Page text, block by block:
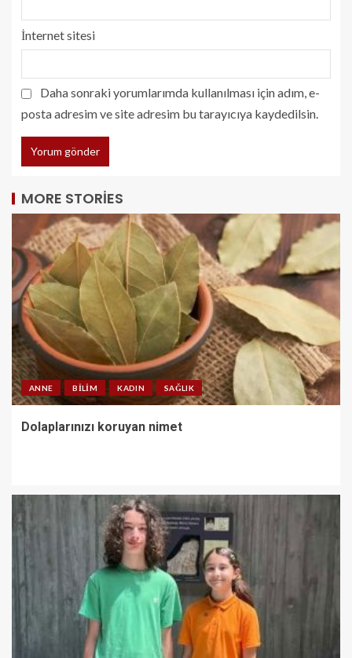
İnternet sitesi
Daha sonraki yorumlarımda kullanılması için adım, e-
posta adresim ve site adresim bu tarayıcıya kaydedilsin.
MORE STORIES
ANNE BILIM KADIN SAĞLIK
Dolaplarınızı koruyan nimet